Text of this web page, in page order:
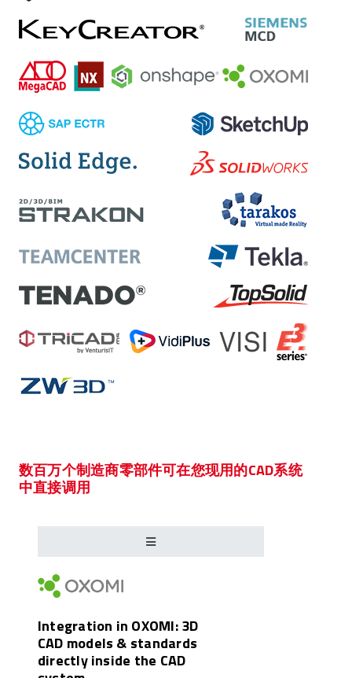
数百万个制造商零部件可在您现用的CAD系统
中直接调用
Integration in OXOMI: 3D
CAD models & standards
directly inside the CAD